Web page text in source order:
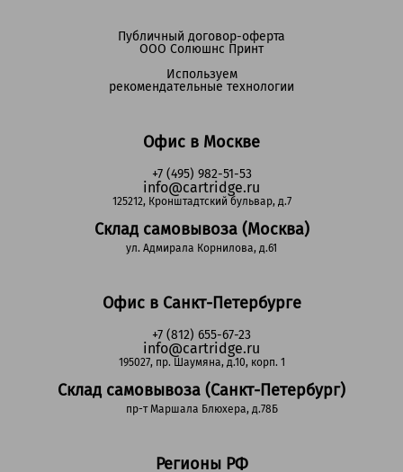
Офис в Москве
+7 (495) 982-51-53
info@cartridge.ru
125212, Кронштадтский бульвар, д.7
Склад самовывоза (Москва)
ул. Адмирала Корнилова, д.61
Офис в Санкт-Петербурге
+7 (812) 655-67-23
info@cartridge.ru
195027, пр. Шаумяна, д.10, корп. 1
Склад самовывоза (Санкт-Петербург)
пр-т Маршала Блюхера, д.78Б
Регионы РФ
Публичный договор-оферта
ООО Солюшнс Принт
Используем
рекомендательные технологии